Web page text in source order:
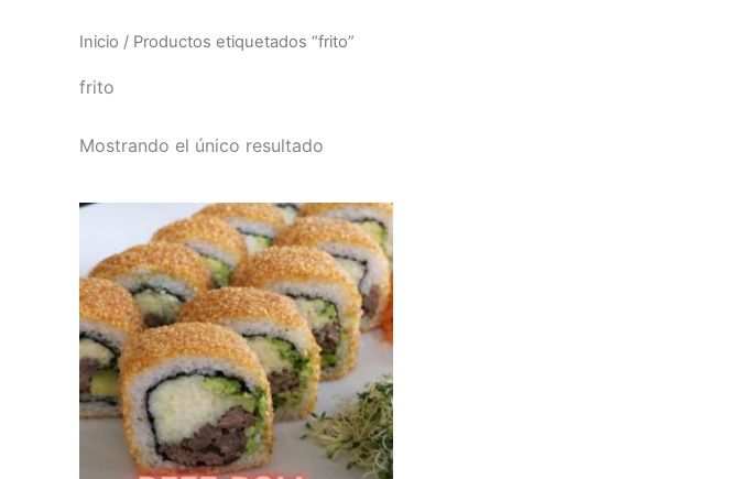
Inicio / Productos etiquetados “frito”
frito
Mostrando el único resultado